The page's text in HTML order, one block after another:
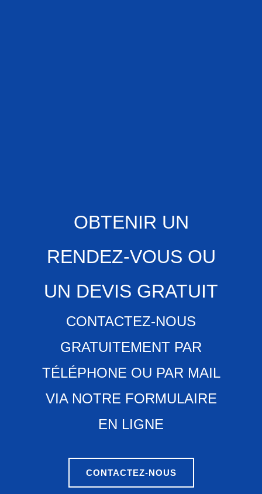
OBTENIR UN
RENDEZ-VOUS OU
UN DEVIS GRATUIT
CONTACTEZ-NOUS
GRATUITEMENT PAR
TÉLÉPHONE OU PAR MAIL
VIA NOTRE FORMULAIRE
EN LIGNE
CONTACTEZ-NOUS